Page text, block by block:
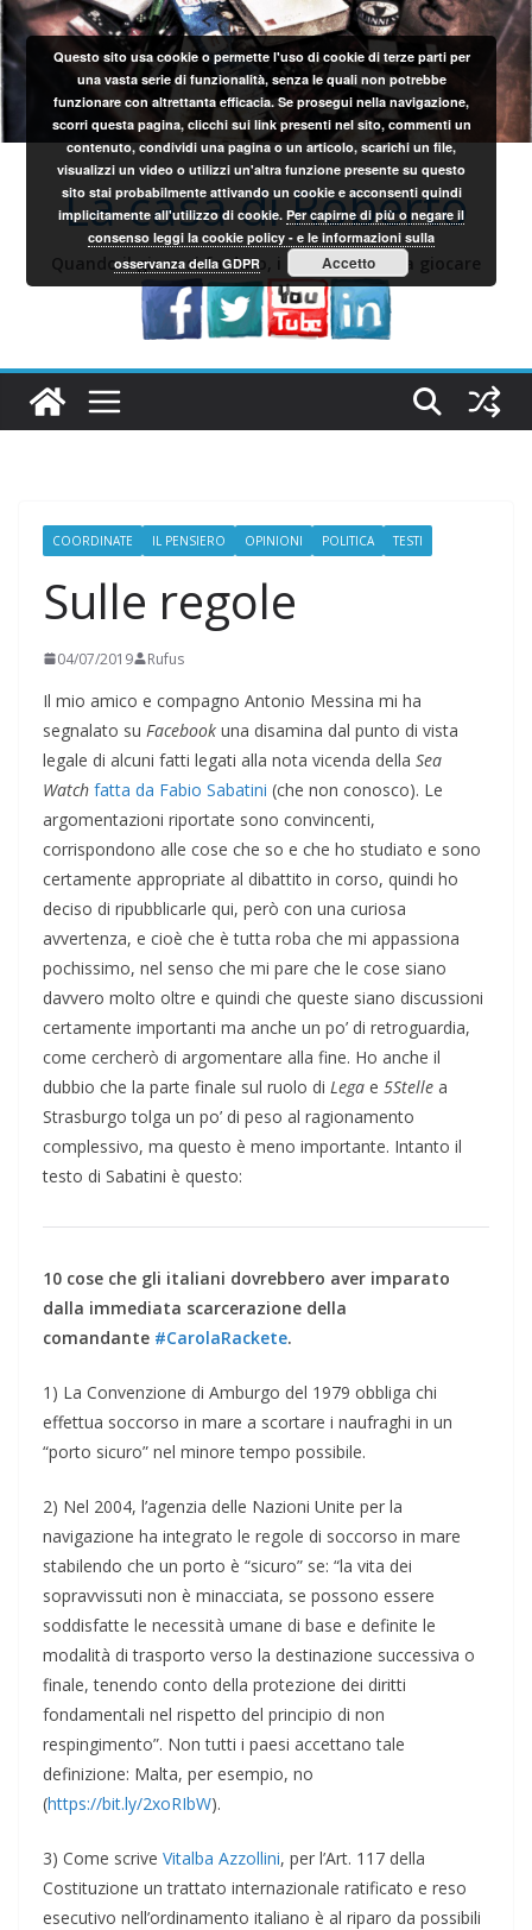
Salta
al
contenuto
La casa di Roberto
Quando il gioco si fa duro, i sardi iniziano a giocare
COORDINATE IL PENSIERO OPINIONI POLITICA TESTI
Sulle regole
04/07/2019 Rufus
Il mio amico e compagno Antonio Messina mi ha
segnalato su Facebook una disamina dal punto di vista
legale di alcuni fatti legati alla nota vicenda della Sea
Watch fatta da Fabio Sabatini (che non conosco). Le
argomentazioni riportate sono convincenti,
corrispondono alle cose che so e che ho studiato e sono
certamente appropriate al dibattito in corso, quindi ho
deciso di ripubblicarle qui, però con una curiosa
avvertenza, e cioè che è tutta roba che mi appassiona
pochissimo, nel senso che mi pare che le cose siano
davvero molto oltre e quindi che queste siano discussioni
certamente importanti ma anche un po’ di retroguardia,
come cercherò di argomentare alla fine. Ho anche il
dubbio che la parte finale sul ruolo di Lega e 5Stelle a
Strasburgo tolga un po’ di peso al ragionamento
complessivo, ma questo è meno importante. Intanto il
testo di Sabatini è questo:
10 cose che gli italiani dovrebbero aver imparato
dalla immediata scarcerazione della
comandante #CarolaRackete.
1) La Convenzione di Amburgo del 1979 obbliga chi
effettua soccorso in mare a scortare i naufraghi in un
“porto sicuro” nel minore tempo possibile.
2) Nel 2004, l’agenzia delle Nazioni Unite per la
navigazione ha integrato le regole di soccorso in mare
stabilendo che un porto è “sicuro” se: “la vita dei
sopravvissuti non è minacciata, se possono essere
soddisfatte le necessità umane di base e definite le
modalità di trasporto verso la destinazione successiva o
finale, tenendo conto della protezione dei diritti
fondamentali nel rispetto del principio di non
respingimento”. Non tutti i paesi accettano tale
definizione: Malta, per esempio, no
(https://bit.ly/2xoRIbW).
3) Come scrive Vitalba Azzollini, per l’Art. 117 della
Costituzione un trattato internazionale ratificato e reso
esecutivo nell’ordinamento italiano è al riparo da possibili
Questo sito usa cookie o permette l'uso di cookie di terze parti per
una vasta serie di funzionalità, senza le quali non potrebbe
funzionare con altrettanta efficacia. Se prosegui nella navigazione,
scorri questa pagina, clicchi sui link presenti nel sito, commenti un
contenuto, condividi una pagina o un articolo, scarichi un file,
visualizzi un video o utilizzi un'altra funzione presente su questo
sito stai probabilmente attivando un cookie e acconsenti quindi
implicitamente all'utilizzo di cookie.Per capirne di più o negare il
consenso leggi la cookie policy - e le informazioni sulla
osservanza della GDPR
Accetto